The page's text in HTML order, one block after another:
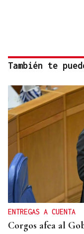
También te
ENTREGAS A CUENTA
Corgos afea al